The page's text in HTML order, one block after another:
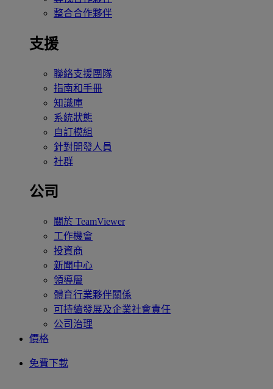
整合合作夥伴
支援
聯絡支援團隊
指南和手冊
知識庫
系統狀態
自訂模組
針對開發人員
社群
公司
關於 TeamViewer
工作機會
投資商
新聞中心
領導層
體育行業夥伴關係
可持續發展及企業社會責任
公司治理
價格
免費下載